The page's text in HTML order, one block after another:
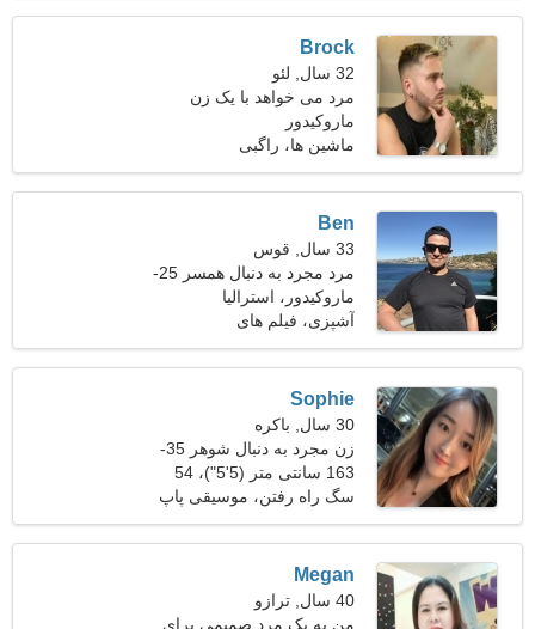
Brock
32 سال, لئو
مرد می خواهد با یک زن
ملاقات کند
ماروکیدور
ماشین ها، راگبی
Ben
33 سال, قوس
مرد مجرد به دنبال همسر 25-
30
ماروکیدور، استرالیا
آشپزی، فیلم های
Sophie
30 سال, باکره
زن مجرد به دنبال شوهر 35-
39
163 سانتی متر (5'5")، 54
کیلوگرم (119 پوند)
سگ راه رفتن، موسیقی پاپ
Megan
40 سال, ترازو
من به یک مرد صمیمی برای